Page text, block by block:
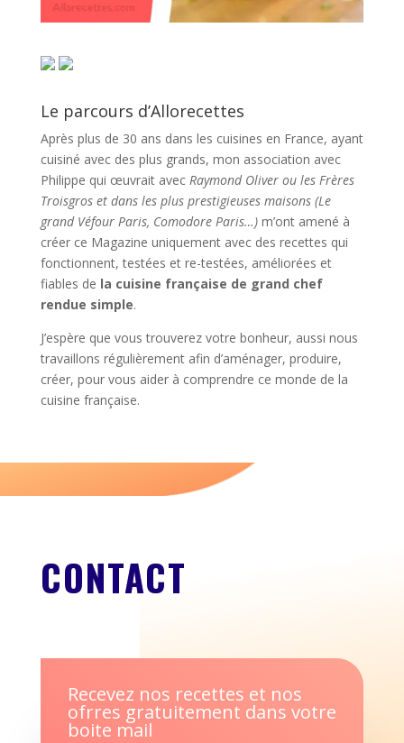
Le parcours d’Allorecettes
Après plus de 30 ans dans les cuisines en France, ayant
cuisiné avec des plus grands, mon association avec
Philippe qui œuvrait avec Raymond Oliver ou les Frères
Troisgros et dans les plus prestigieuses maisons (Le
grand Véfour Paris, Comodore Paris…)m’ont amené à
créer ce Magazine uniquement avec des recettes qui
fonctionnent, testées et re-testées, améliorées et
fiables de la cuisine française de grand chef
rendue simple.
J’espère que vous trouverez votre bonheur, aussi nous
travaillons régulièrement afin d’aménager, produire,
créer, pour vous aider à comprendre ce monde de la
cuisine française.
CONTACT
Recevez nos recettes et nos
ofrres gratuitement dans votre
boite mail